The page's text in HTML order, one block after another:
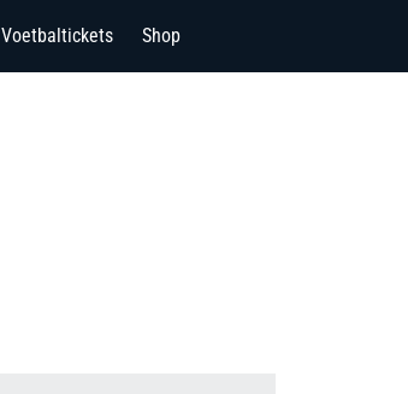
Voetbaltickets Shop